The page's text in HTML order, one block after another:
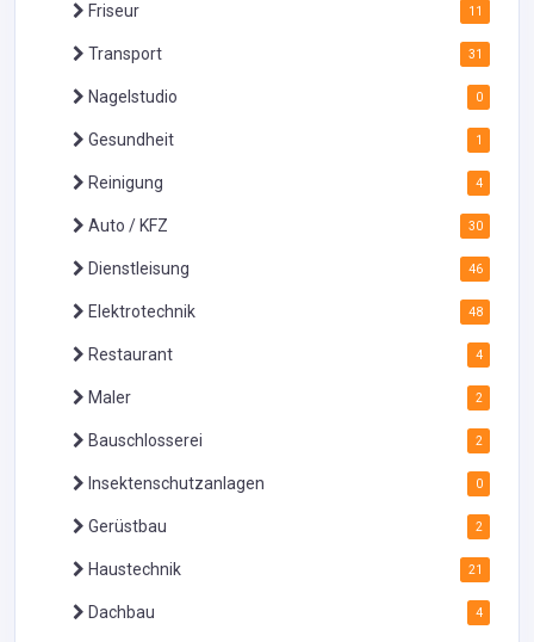
Friseur 11
Transport 31
Nagelstudio 0
Gesundheit 1
Reinigung 4
Auto / KFZ 30
Dienstleisung 46
Elektrotechnik 48
Restaurant 4
Maler 2
Bauschlosserei 2
Insektenschutzanlagen 0
Gerüstbau 2
Haustechnik 21
Dachbau 4